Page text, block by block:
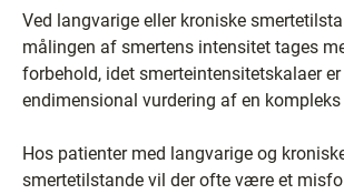
Ved langvarige eller kroniske
målingen af smertens intensitet tages
forbehold, idet smerteintensitetskalaer er
endimensional vurdering af en
Hos patienter med langvarige og
smertetilstande vil der ofte være et